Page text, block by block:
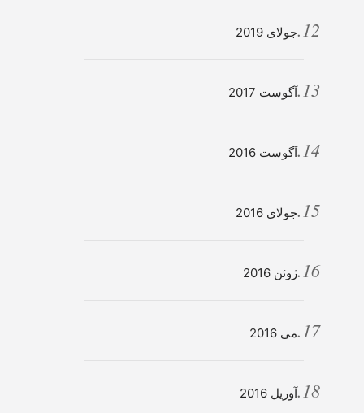
جولای 2019
آگوست 2017
آگوست 2016
جولای 2016
ژوئن 2016
می 2016
آوریل 2016